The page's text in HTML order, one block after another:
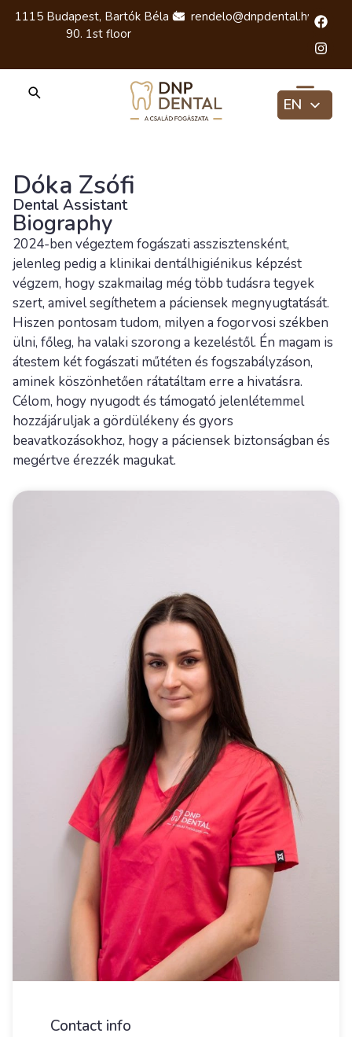
1115 Budapest, Bartók Béla út
90. 1st floor
rendelo@dnpdental.hu
EN
Contact info
Dóka Zsófi
Dental Assistant
Biography
2024-ben végeztem fogászati asszisztensként,
jelenleg pedig a klinikai dentálhigiénikus képzést
végzem, hogy szakmailag még több tudásra tegyek
szert, amivel segíthetem a páciensek megnyugtatását.
Hiszen pontosam tudom, milyen a fogorvosi székben
ülni, főleg, ha valaki szorong a kezeléstől. Én magam is
átestem két fogászati műtéten és fogszabályzáson,
aminek köszönhetően rátatáltam erre a hivatásra.
Célom, hogy nyugodt és támogató jelenlétemmel
hozzájáruljak a gördülékeny és gyors
beavatkozásokhoz, hogy a páciensek biztonságban és
megértve érezzék magukat.